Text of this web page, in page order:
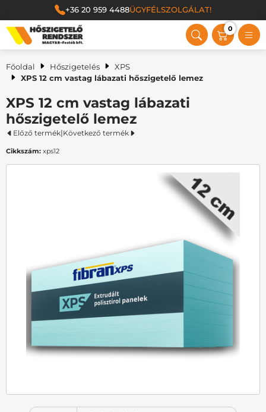
+36 20 959 4488ÜGYFÉLSZOLGÁLAT!
Magyar Festék Kft.
0
Főoldal Hőszigetelés
XPS
XPS 12 cm vastag lábazati hőszigetelő lemez
XPS 12 cm vastag lábazati
hőszigetelő lemez
Előző termék|Következő termék
Cikkszám:xps12